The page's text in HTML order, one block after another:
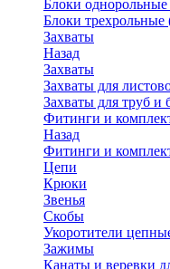
Блоки однорольные
Блоки трехрольные
Захваты
Назад
Захваты
Захваты для
Захваты для труб и
Фитинги и
Назад
Фитинги и
Цепи
Крюки
Звенья
Скобы
Укоротители
Зажимы
Канаты и веревки